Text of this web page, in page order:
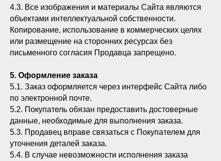
4.3. Все изображения и материалы Сайта являются
объектами интеллектуальной собственности.
Копирование, использование в коммерческих целях
или размещение на сторонних ресурсах без
письменного согласия Продавца запрещено.
5. Оформление заказа
5.1. Заказ оформляется через интерфейс Сайта либо
по электронной почте.
5.2. Покупатель обязан предоставить достоверные
данные, необходимые для выполнения заказа.
5.3. Продавец вправе связаться с Покупателем для
уточнения деталей заказа.
5.4. В случае невозможности исполнения заказа